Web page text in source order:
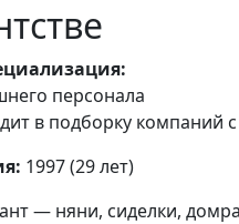
персонала
в подборку компаний с
1997 (29 лет)
— няни, сиделки,